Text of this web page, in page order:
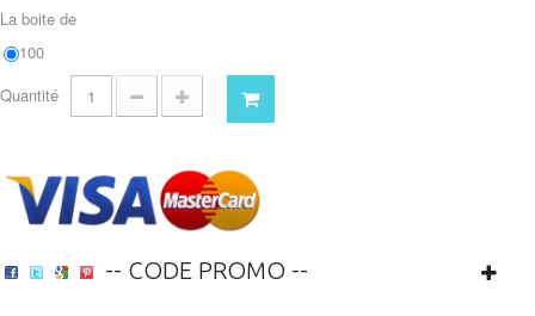
La boite de
100
Quantité
-- CODE PROMO --